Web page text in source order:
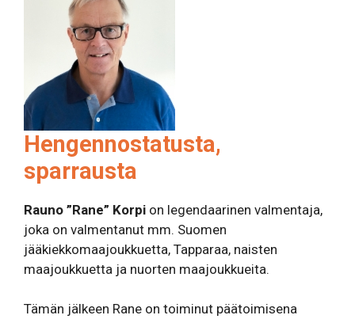
Hengennostatusta,
sparrausta
Rauno ”Rane” Korpi on legendaarinen valmentaja,
joka on valmentanut mm. Suomen
jääkiekkomaajoukkuetta, Tapparaa, naisten
maajoukkuetta ja nuorten maajoukkueita.
Tämän jälkeen Rane on toiminut päätoimisena